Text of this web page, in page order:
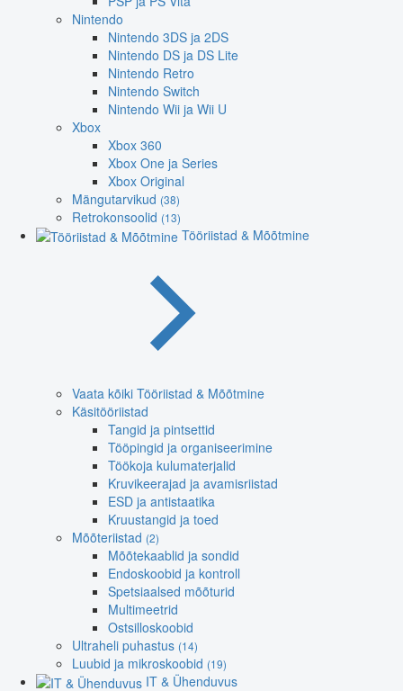
Nintendo
Nintendo 3DS ja 2DS
Nintendo DS ja DS Lite
Nintendo Retro
Nintendo Switch
Nintendo Wii ja Wii U
Xbox
Xbox 360
Xbox One ja Series
Xbox Original
Mängutarvikud (38)
Retrokonsoolid (13)
Tööriistad & Mõõtmine
Vaata kõiki Tööriistad & Mõõtmine
Käsitööriistad
Tangid ja pintsettid
Tööpingid ja organiseerimine
Töökoja kulumaterjalid
Kruvikeerajad ja avamisriistad
ESD ja antistaatika
Kruustangid ja toed
Mõõteriistad (2)
Mõõtekaablid ja sondid
Endoskoobid ja kontroll
Spetsiaalsed mõõturid
Multimeetrid
Ostsilloskoobid
Ultraheli puhastus (14)
Luubid ja mikroskoobid (19)
IT & Ühenduvus